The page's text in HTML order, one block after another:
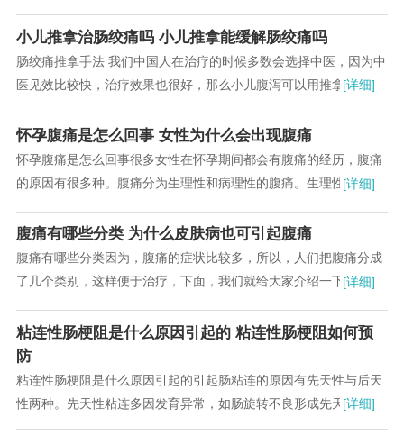
历，小儿腹泻的时候对担心的就是家长了...
小儿推拿治肠绞痛吗 小儿推拿能缓解肠绞痛吗
肠绞痛推拿手法 我们中国人在治疗的时候多数会选择中医，因为中
医见效比较快，治疗效果也很好，那么小儿腹泻可以用推拿来治疗
[详细]
怀孕腹痛是怎么回事 女性为什么会出现腹痛
怀孕腹痛是怎么回事很多女性在怀孕期间都会有腹痛的经历，腹痛
的原因有很多种。腹痛分为生理性和病理性的腹痛。生理性的腹痛
[详细]
腹痛有哪些分类 为什么皮肤病也可引起腹痛
腹痛有哪些分类因为，腹痛的症状比较多，所以，人们把腹痛分成
了几个类别，这样便于治疗，下面，我们就给大家介绍一下腹痛的
[详细]
粘连性肠梗阻是什么原因引起的 粘连性肠梗阻如何预
防
粘连性肠梗阻是什么原因引起的引起肠粘连的原因有先天性与后天
性两种。先天性粘连多因发育异常，如肠旋转不良形成先天性纤维
束带或胎粪性腹膜炎所致。...
[详细]